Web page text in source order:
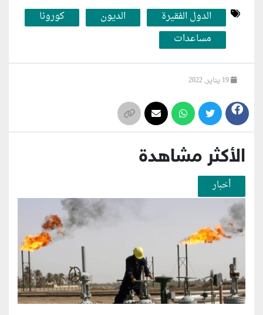
الدول الفقيرة
الديون
كورونا
مساعدات
الأكثر مشاهدة
أخبار